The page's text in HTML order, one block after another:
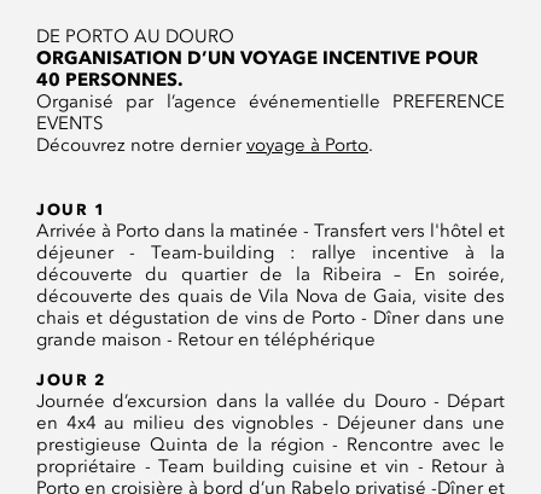
DE PORTO AU DOURO
ORGANISATION D’UN VOYAGE INCENTIVE POUR
40 PERSONNES.
Organisé par l’agence événementielle PREFERENCE
EVENTS
Découvrez notre derniervoyage à Porto.
JOUR 1
Arrivée à Porto dans la matinée - Transfert vers l'hôtel et
déjeuner - Team-building : rallye incentive à la
découverte du quartier de la Ribeira – En soirée,
découverte des quais de Vila Nova de Gaia, visite des
chais et dégustation de vins de Porto - Dîner dans une
grande maison - Retour en téléphérique
JOUR 2
Journée d’excursion dans la vallée du Douro - Départ
en 4x4 au milieu des vignobles - Déjeuner dans une
prestigieuse Quinta de la région - Rencontre avec le
propriétaire - Team building cuisine et vin - Retour à
Porto en croisière à bord d’un Rabelo privatisé -Dîner et